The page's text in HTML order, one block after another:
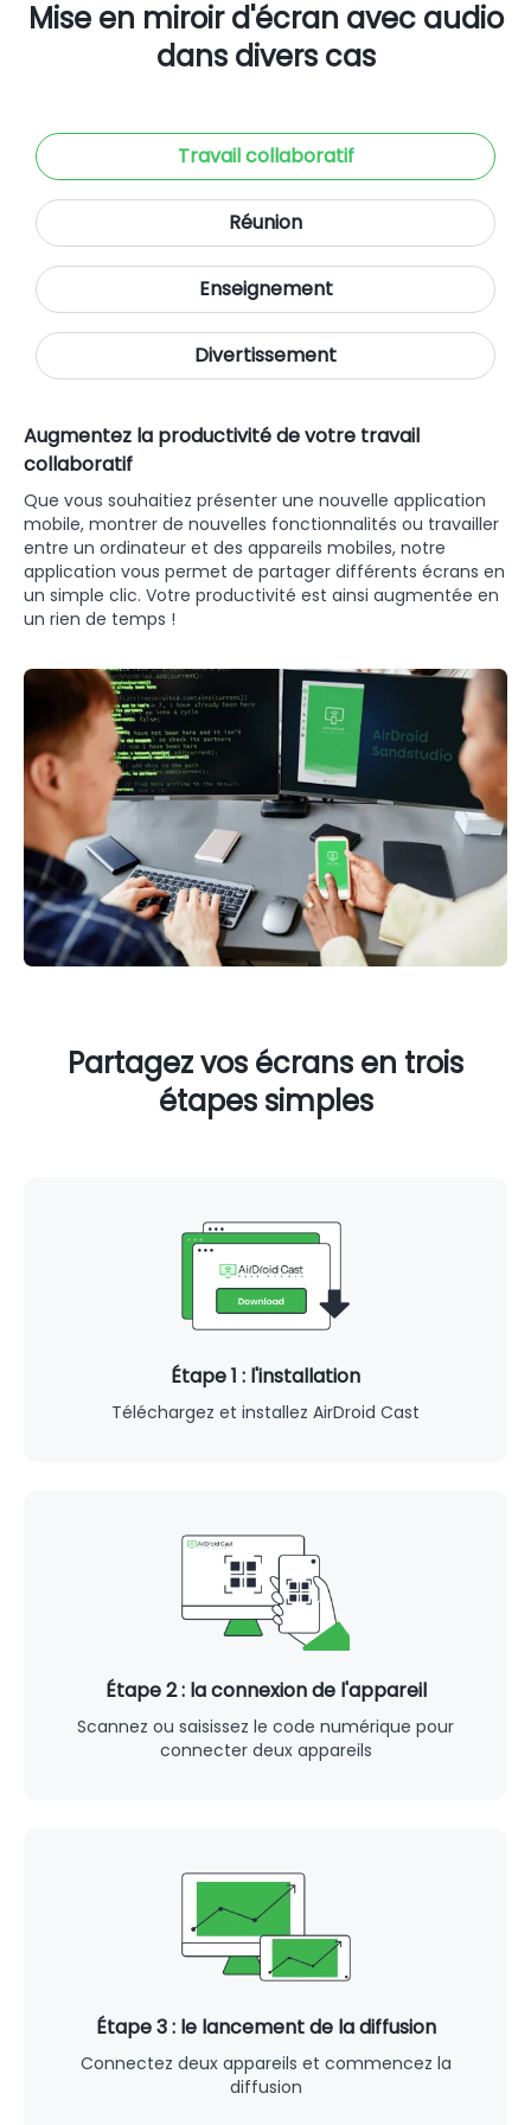
Mise en miroir d'écran avec audio
dans divers cas
Travail collaboratif
Réunion
Enseignement
Divertissement
Augmentez la productivité de votre travail
collaboratif
Que vous souhaitiez présenter une nouvelle application
mobile, montrer de nouvelles fonctionnalités ou travailler
entre un ordinateur et des appareils mobiles, notre
application vous permet de partager différents écrans en
un simple clic. Votre productivité est ainsi augmentée en
un rien de temps !
Partagez vos écrans en trois
étapes simples
Étape 1 : l'installation
Téléchargez et installez AirDroid Cast
Étape 2 : la connexion de l'appareil
Scannez ou saisissez le code numérique pour
connecter deux appareils
Étape 3 : le lancement de la diffusion
Connectez deux appareils et commencez la
diffusion